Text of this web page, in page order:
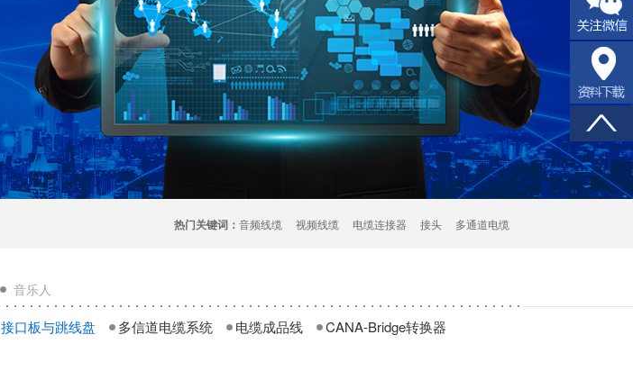
热门关键词： 音频线缆 视频线缆 电缆连接器 接头 多通道电缆
音乐人
接口板与跳线盘 多信道电缆系统 电缆成品线 CANA-Bridge转换器